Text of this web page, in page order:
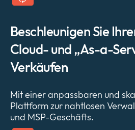
Beschleunigen Sie
Cloud- und „As-a-
Verkäufen
Mit einer anpassbaren und
Plattform zur nahtlosen
und MSP-Geschäfts.